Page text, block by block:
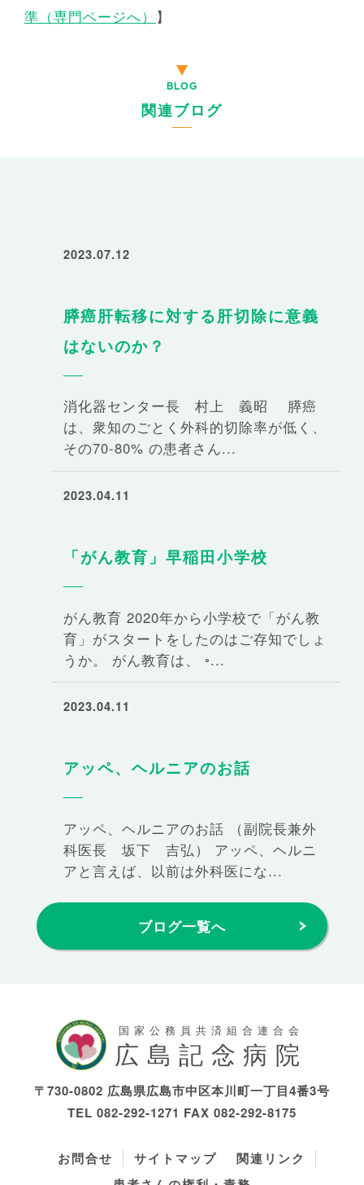
準（専門ページへ） 】
BLOG
関連ブログ
2023.07.12
膵癌肝転移に対する肝切除に意義
はないのか？
消化器センター長 村上 義昭 膵癌
は、衆知のごとく外科的切除率が低く、
その70-80% の患者さん...
2023.04.11
「がん教育」早稲田小学校
がん教育 2020年から小学校で「がん教
育」がスタートをしたのはご存知でしょ
うか。 がん教育は、 ◦...
2023.04.11
アッペ、ヘルニアのお話
アッペ、ヘルニアのお話 （副院長兼外
科医長 坂下 吉弘） アッペ、ヘルニ
アと言えば、以前は外科医にな...
ブログ一覧へ
国家公務員共済組合連合会
広島記念病院
〒730-0802 広島県広島市中区本川町一丁目4番3号
TEL 082-292-1271 FAX 082-292-8175
お問合せ サイトマップ
関連リンク